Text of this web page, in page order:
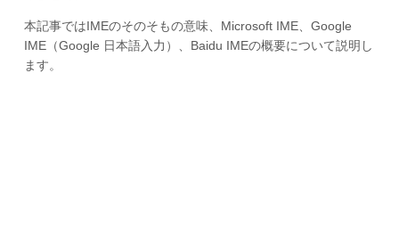
本記事ではIMEのそのそもの意味、Microsoft IME、Google
IME（Google 日本語入力）、Baidu IMEの概要について説明し
ます。